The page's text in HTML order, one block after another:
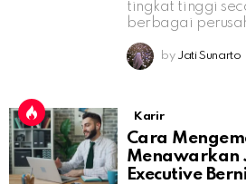
tingkat tinggi
berbagai
by Jati Sunarto
Karir
Cara
Menawarkan
Executive